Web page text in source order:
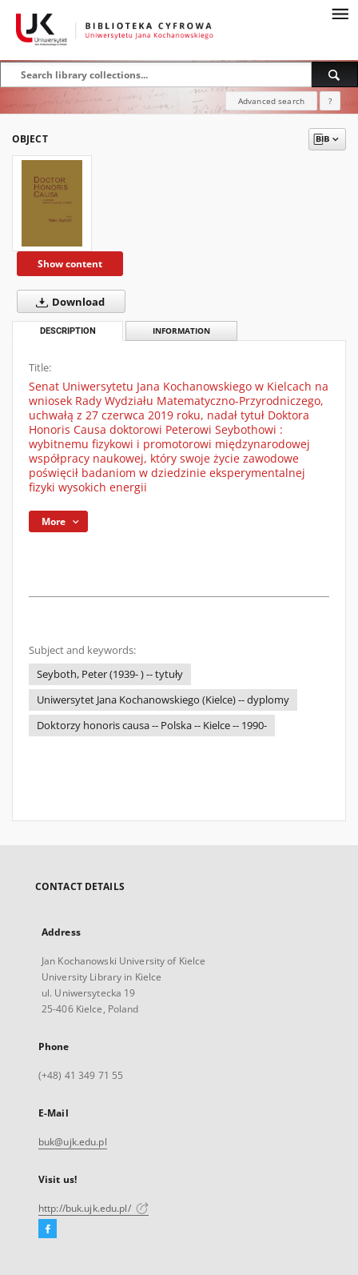
Advanced search ?
OBJECT
Show content
Download
DESCRIPTION INFORMATION
Title:
Senat Uniwersytetu Jana Kochanowskiego w Kielcach na
wniosek Rady Wydziału Matematyczno-Przyrodniczego,
uchwałą z 27 czerwca 2019 roku, nadał tytuł Doktora
Honoris Causa doktorowi Peterowi Seybothowi :
wybitnemu fizykowi i promotorowi międzynarodowej
współpracy naukowej, który swoje życie zawodowe
poświęcił badaniom w dziedzinie eksperymentalnej
fizyki wysokich energii
More
Subject and keywords:
Seyboth, Peter (1939- ) -- tytuły
Uniwersytet Jana Kochanowskiego (Kielce) -- dyplomy
Doktorzy honoris causa -- Polska -- Kielce -- 1990-
CONTACT DETAILS
Address
Jan Kochanowski University of Kielce
University Library in Kielce
ul. Uniwersytecka 19
25-406 Kielce, Poland
Phone
(+48) 41 349 71 55
E-Mail
buk@ujk.edu.pl
Visit us!
http://buk.ujk.edu.pl/
Facebook